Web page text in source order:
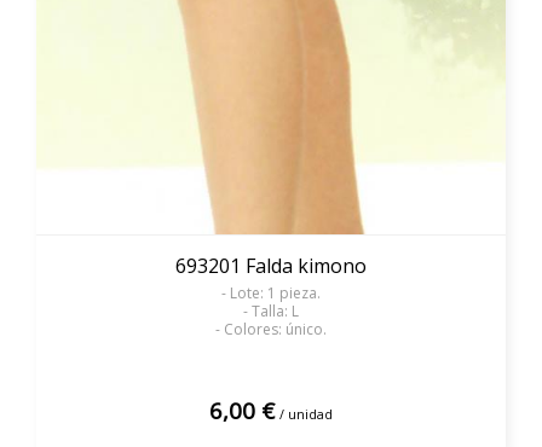
693201 Falda kimono
- Lote: 1 pieza.
- Talla: L
- Colores: único.
6,00 € / unidad